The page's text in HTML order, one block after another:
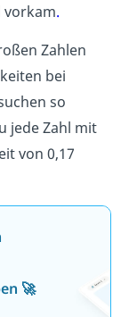
vorkam.
Zahlen
bei
so
jede Zahl mit
von 0,17
🚀